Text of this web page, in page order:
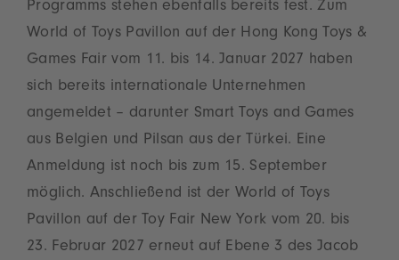
Programms stehen ebenfalls bereits fest. Zum
World of Toys Pavillon auf der Hong Kong Toys &
Games Fair vom 11. bis 14. Januar 2027 haben
sich bereits internationale Unternehmen
angemeldet – darunter Smart Toys and Games
aus Belgien und Pilsan aus der Türkei. Eine
Anmeldung ist noch bis zum 15. September
möglich. Anschließend ist der World of Toys
Pavillon auf der Toy Fair New York vom 20. bis
23. Februar 2027 erneut auf Ebene 3 des Jacob